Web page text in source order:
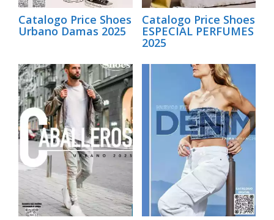
Catalogo Price Shoes
Urbano Damas 2025
Catalogo Price Shoes
ESPECIAL PERFUMES
2025